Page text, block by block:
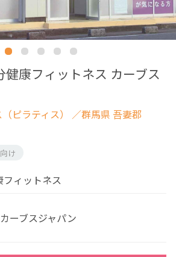
健康フィットネス カーブス
ピラティス） ／群馬県 吾妻郡
け
ィットネス
ーブスジャパン